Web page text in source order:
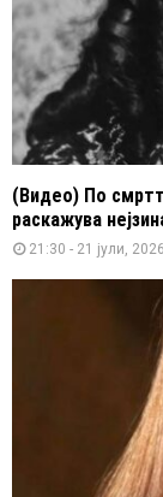
(Видео) По
раскажува
21:30 - 21 јули, 2026